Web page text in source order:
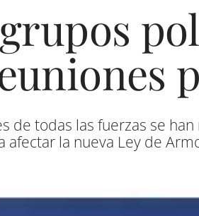
de todas las fuerzas se
afectar la nueva Ley de